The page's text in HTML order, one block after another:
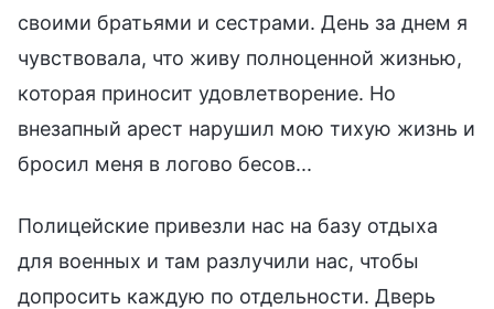
своими братьями и сестрами. День за днем я
чувствовала, что живу полноценной жизнью,
которая приносит удовлетворение. Но
внезапный арест нарушил мою тихую жизнь и
бросил меня в логово бесов...
Полицейские привезли нас на базу отдыха
для военных и там разлучили нас, чтобы
допросить каждую по отдельности. Дверь